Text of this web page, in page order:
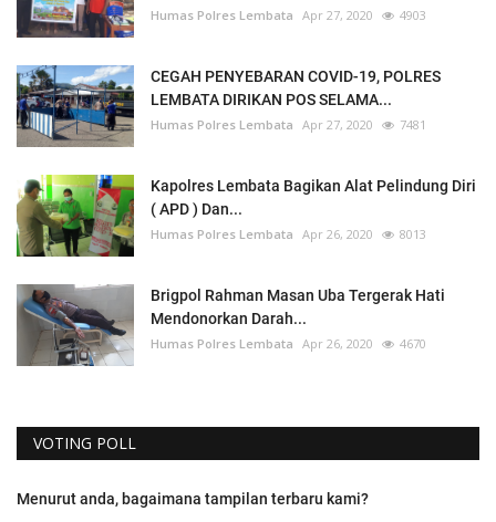
Humas Polres Lembata Apr 27, 2020 4903
CEGAH PENYEBARAN COVID-19, POLRES
LEMBATA DIRIKAN POS SELAMA...
Humas Polres Lembata Apr 27, 2020 7481
Kapolres Lembata Bagikan Alat Pelindung Diri
( APD ) Dan...
Humas Polres Lembata Apr 26, 2020 8013
Brigpol Rahman Masan Uba Tergerak Hati
Mendonorkan Darah...
Humas Polres Lembata Apr 26, 2020 4670
VOTING POLL
Menurut anda, bagaimana tampilan terbaru kami?